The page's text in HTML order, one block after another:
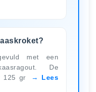
met een
De
125 gr
Lees